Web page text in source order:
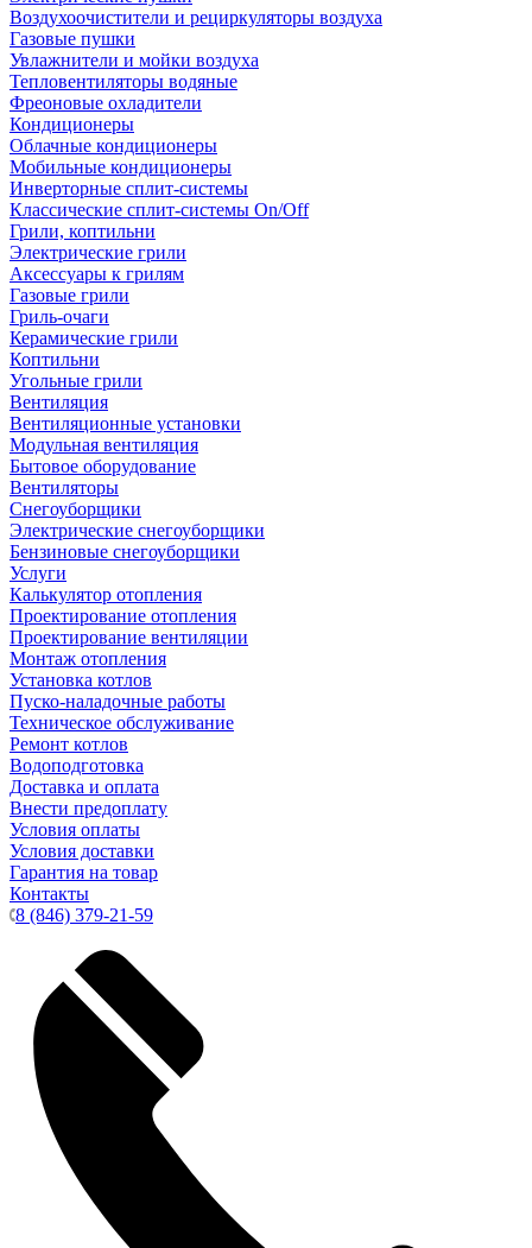
Воздухоочистители и рециркуляторы воздуха
Газовые пушки
Увлажнители и мойки воздуха
Тепловентиляторы водяные
Фреоновые охладители
Кондиционеры
Облачные кондиционеры
Мобильные кондиционеры
Инверторные сплит-системы
Классические сплит-системы On/Off
Грили, коптильни
Электрические грили
Аксессуары к грилям
Газовые грили
Гриль-очаги
Керамические грили
Коптильни
Угольные грили
Вентиляция
Вентиляционные установки
Модульная вентиляция
Бытовое оборудование
Вентиляторы
Снегоуборщики
Электрические снегоуборщики
Бензиновые снегоуборщики
Услуги
Калькулятор отопления
Проектирование отопления
Проектирование вентиляции
Монтаж отопления
Установка котлов
Пуско-наладочные работы
Техническое обслуживание
Ремонт котлов
Водоподготовка
Доставка и оплата
Внести предоплату
Условия оплаты
Условия доставки
Гарантия на товар
Контакты
8 (846) 379-21-59